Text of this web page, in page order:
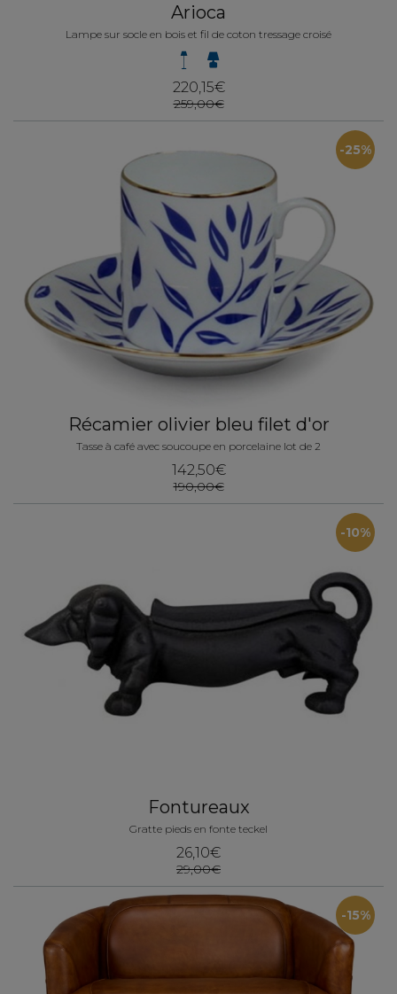
Arioca
Lampe sur socle en bois et fil de coton tressage croisé
220,15€
259,00€
-25%
Récamier olivier bleu filet d'or
Tasse à café avec soucoupe en porcelaine lot de 2
142,50€
190,00€
-10%
Fontureaux
Gratte pieds en fonte teckel
26,10€
29,00€
-15%